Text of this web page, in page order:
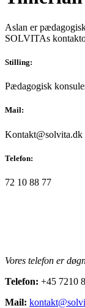
Aslan er
SOLVITAs
Stilling:
Pædagogisk
Mail:
Kontakt@solvita.dk
Telefon:
72 10 88 77
Vores telefon er
Telefon: +45 7210
Mail: